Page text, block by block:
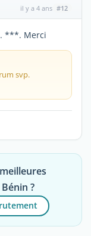
il y a 4 ans #12
***. Merci
svp.
?